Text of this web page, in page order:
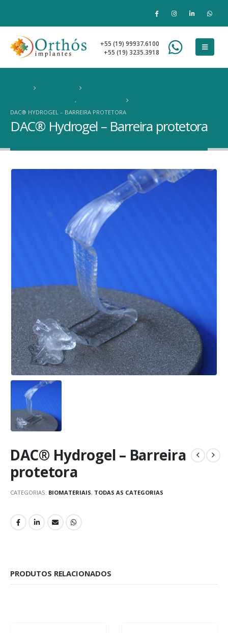
+55 (19) 99937.6100
+55 (19) 3235.3918
,
DAC® HYDROGEL – BARREIRA PROTETORA
DAC® Hydrogel – Barreira protetora
DAC® Hydrogel – Barreira
protetora
CATEGORIAS: BIOMATERIAIS, TODAS AS CATEGORIAS
PRODUTOS RELACIONADOS